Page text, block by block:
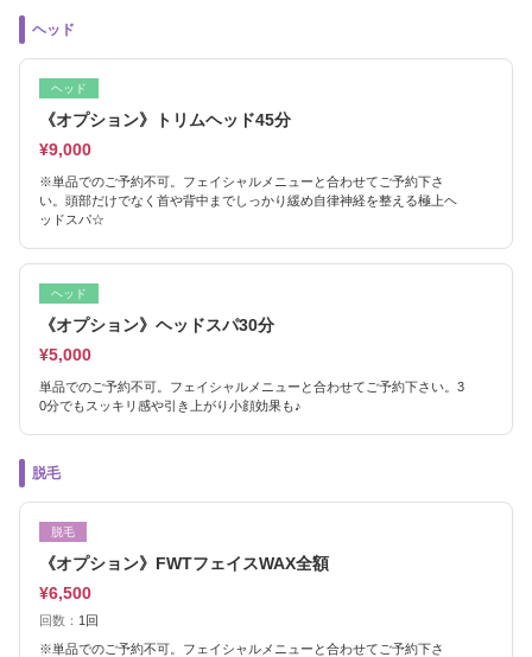
ヘッド
ヘッド
《オプション》トリムヘッド45分
¥9,000
※単品でのご予約不可。フェイシャルメニューと合わせてご予約下さ
い。頭部だけでなく首や背中までしっかり緩め自律神経を整える極上ヘ
ッドスパ☆
ヘッド
《オプション》ヘッドスパ30分
¥5,000
単品でのご予約不可。フェイシャルメニューと合わせてご予約下さい。3
0分でもスッキリ感や引き上がり小顔効果も♪
脱毛
脱毛
《オプション》FWTフェイスWAX全額
¥6,500
回数： 1回
※単品でのご予約不可。フェイシャルメニューと合わせてご予約下さ